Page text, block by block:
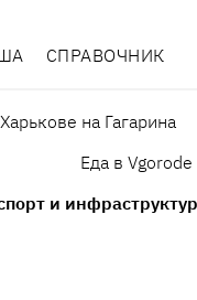
СПРАВОЧНИК
на Гагарина
Еда в Vgorode
и